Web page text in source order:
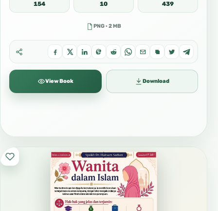
154 10 439
PNG · 2 MB
View Book Download